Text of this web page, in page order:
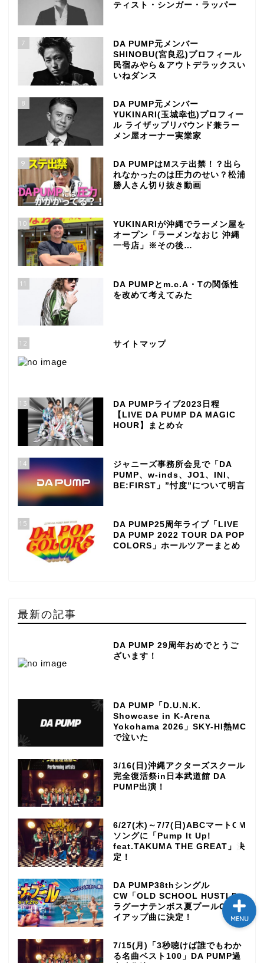
ティスト・シンガー・ラッパー
7
DA PUMP元メンバー
SHINOBU(宮良忍)プロフィール
民宿みやら＆アウトデラックスい
いねダンス
8
DA PUMP元メンバー
YUKINARI(玉城幸也)プロフィー
ル ライザップリバウンド兼ラー
メン屋オーナー実業家
9
DA PUMPはMステ出禁！？出ら
れなかったのは圧力のせい？松浦
勝人さん切り抜き動画
10
YUKINARIが沖縄でラーメン屋を
オープン「ラーメンなおじ 沖縄
一号店」※その後…
11
DA PUMPとm.c.A・Tの関係性
を改めて考えてみた
12 サイトマップ
13
DA PUMPライブ2023日程
【LIVE DA PUMP DA MAGIC
HOUR】まとめ☆
14
ジャニーズ事務所会見で「DA
PUMP、w-inds、JO1、INI、
BE:FIRST」”忖度”について明言
15
DA PUMP25周年ライブ「LIVE
DA PUMP 2022 TOUR DA POP
COLORS」ホールツアーまとめ
最新の記事
DA PUMP 29周年おめでとうご
ざいます！
DA PUMP「D.U.N.K.
Showcase in K-Arena
Yokohama 2026」SKY-HI熱MC
で泣いた
3/16(日)沖縄アクターズスクール
完全復活祭in日本武道館 DA
PUMP出演！
6/27(木)～7/7(日)ABCマートCM
ソングに「Pump It Up!
feat.TAKUMA THE GREAT」決
定！
DA PUMP38thシングル
CW「OLD SCHOOL HUSTLE」
ラグーナテンボス夏プールCMタ
イアップ曲に決定！
7/15(月)「3秒聴けば誰でもわか
る名曲ベスト100」DA PUMP過
MENU
テレビ
メゾン・ド・ミュージック
ライブ・イベント